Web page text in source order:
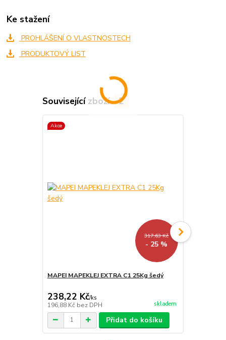
Ke stažení
PROHLÁŠENÍ O VLASTNOSTECH
PRODUKTOVÝ LIST
Související zboží 2
Akce
317,63 Kč
- 25 %
MAPEI MAPEKLEJ EXTRA C1 25Kg šedý
238,22 Kč/ks
196,88 Kč bez DPH skladem
Přidat do košíku